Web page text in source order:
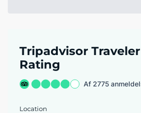
Tripadvisor Traveler
Rating
Af 2775
Location